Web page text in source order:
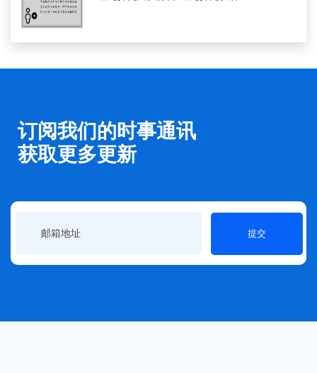
订阅我们的时事通讯
获取更多更新
提交